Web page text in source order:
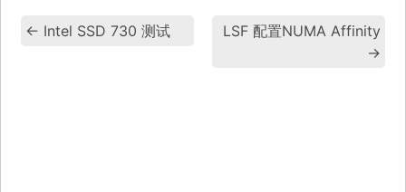
← Intel SSD 730 测试
LSF 配置NUMA Affinity
→